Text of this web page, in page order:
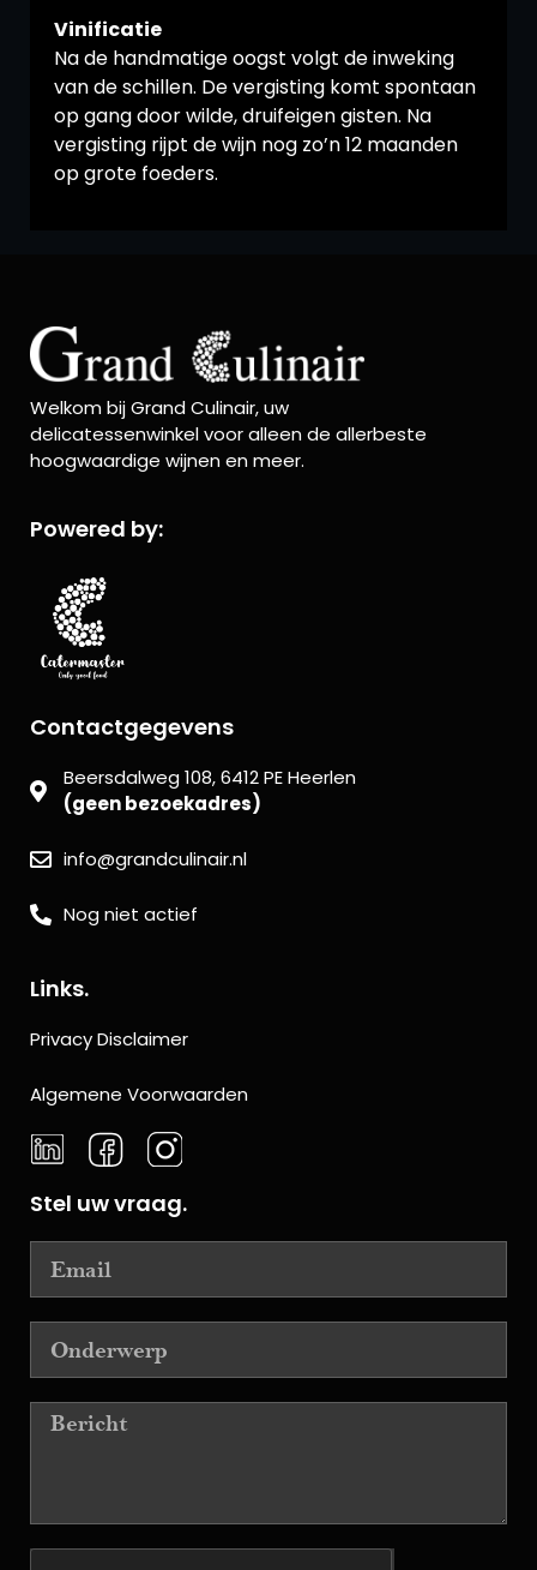
Vinificatie
Na de handmatige oogst volgt de inweking
van de schillen. De vergisting komt spontaan
op gang door wilde, druifeigen gisten. Na
vergisting rijpt de wijn nog zo’n 12 maanden
op grote foeders.
Welkom bij Grand Culinair, uw
delicatessenwinkel voor alleen de allerbeste
hoogwaardige wijnen en meer.
Powered by:
Contactgegevens
Beersdalweg 108, 6412 PE Heerlen
(geen bezoekadres)
info@grandculinair.nl
Nog niet actief
Links.
Privacy Disclaimer
Algemene Voorwaarden
Stel uw vraag.